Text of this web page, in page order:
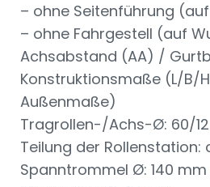
– ohne Seitenführung
– ohne Fahrgestell (auf
Achsabstand (AA) /
Konstruktionsmaße (L/B/
Außenmaße)
Tragrollen-/Achs-Ø: 60/
Teilung der Rollenstation:
Spanntrommel Ø: 140